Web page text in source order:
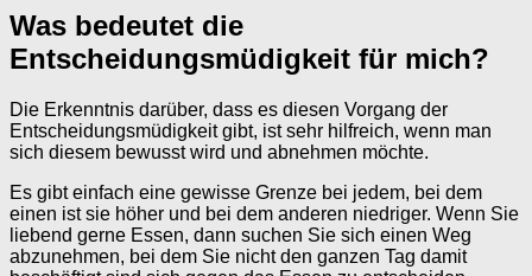
Was bedeutet die
Entscheidungsmüdigkeit für mich?
Die Erkenntnis darüber, dass es diesen Vorgang der
Entscheidungsmüdigkeit gibt, ist sehr hilfreich, wenn man
sich diesem bewusst wird und abnehmen möchte.
Es gibt einfach eine gewisse Grenze bei jedem, bei dem
einen ist sie höher und bei dem anderen niedriger. Wenn Sie
liebend gerne Essen, dann suchen Sie sich einen Weg
abzunehmen, bei dem Sie nicht den ganzen Tag damit